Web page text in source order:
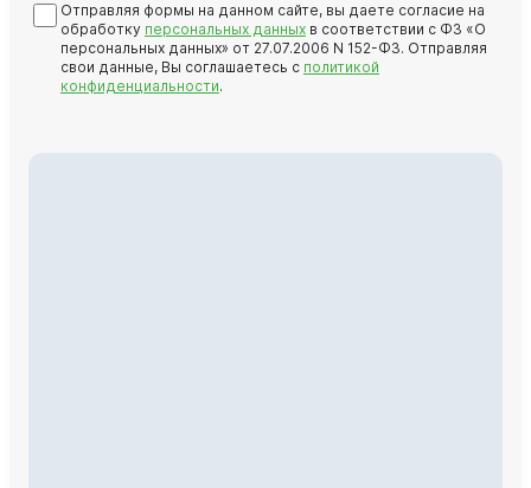
Отправляя формы на данном сайте, вы даете согласие на
обработку персональных данных в соответствии с ФЗ «О
персональных данных» от 27.07.2006 N 152-ФЗ. Отправляя
свои данные, Вы соглашаетесь с политикой
конфиденциальности.